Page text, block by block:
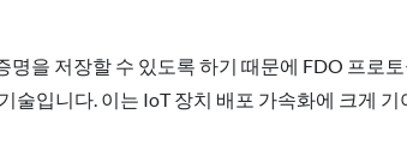
을 저장할 수 있도록 하기 때문에 FDO 프로
입니다. 이는 IoT 장치 배포 가속화에 크게